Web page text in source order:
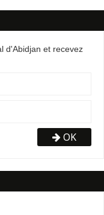
d'Abidjan et recevez
OK